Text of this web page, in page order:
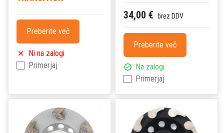
Preberite več
Ni na zalogi
Primerjaj
34,00 € brez DDV
Preberite več
Na zalogi
Primerjaj